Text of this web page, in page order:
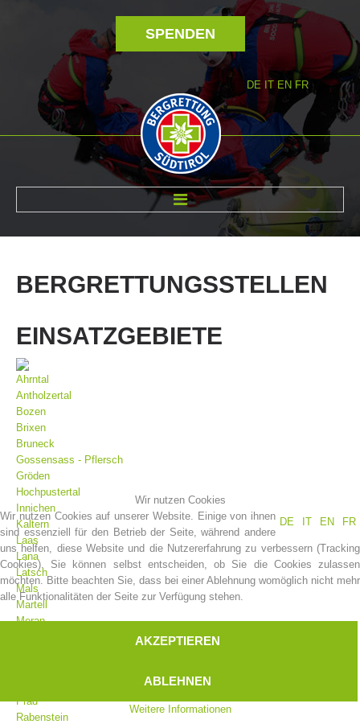
SPENDEN
DE IT EN FR
Vereinsgeschichte
BERGRETTUNGSSTELLEN
EINSATZGEBIETE
Ahrntal
Antholzertal
Bozen
Brixen
Bruneck
Gossensass - Pflersch
Gröden
Hochpustertal
Innichen
Kaltern
Laas
Lana
Latsch
Mals
Martell
Meran
Prad
Rabenstein
Wir nutzen Cookies
DE
IT EN FR
Wir nutzen Cookies auf unserer Website. Einige von ihnen
sind essenziell für den Betrieb der Seite, während andere
uns helfen, diese Website und die Nutzererfahrung zu verbessern (Tracking
Cookies). Sie können selbst entscheiden, ob Sie die Cookies zulassen
möchten. Bitte beachten Sie, dass bei einer Ablehnung womöglich nicht mehr
alle Funktionalitäten der Seite zur Verfügung stehen.
AKZEPTIEREN
ABLEHNEN
Weitere Informationen